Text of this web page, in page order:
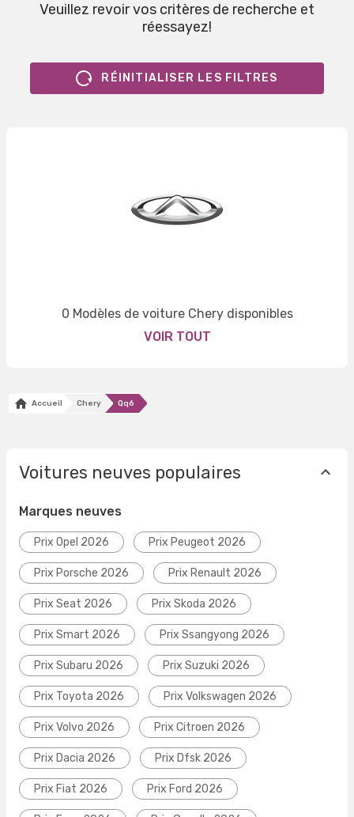
Veuillez revoir vos critères de recherche et
réessayez!
RÉINITIALISER LES FILTRES
0 Modèles de voiture Chery disponibles
VOIR TOUT
Accueil Chery Qq6
Voitures neuves populaires
Marques neuves
Prix Opel 2026 Prix Peugeot 2026
Prix Porsche 2026 Prix Renault 2026
Prix Seat 2026 Prix Skoda 2026
Prix Smart 2026 Prix Ssangyong 2026
Prix Subaru 2026 Prix Suzuki 2026
Prix Toyota 2026 Prix Volkswagen 2026
Prix Volvo 2026 Prix Citroen 2026
Prix Dacia 2026 Prix Dfsk 2026
Prix Fiat 2026 Prix Ford 2026